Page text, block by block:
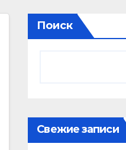
Поиск
Свежие записи